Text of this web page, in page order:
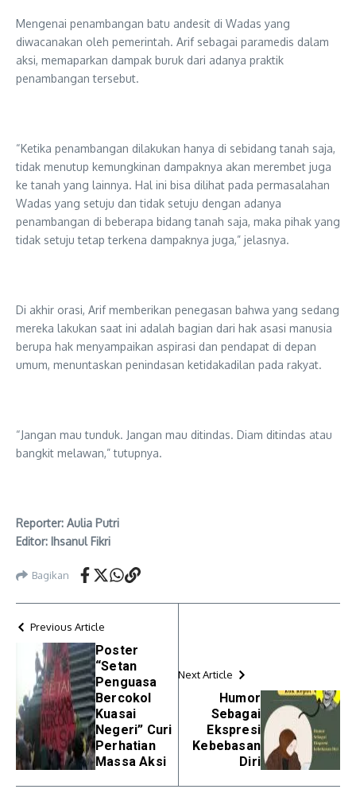
Mengenai penambangan batu andesit di Wadas yang
diwacanakan oleh pemerintah. Arif sebagai paramedis dalam
aksi, memaparkan dampak buruk dari adanya praktik
penambangan tersebut.
“Ketika penambangan dilakukan hanya di sebidang tanah saja,
tidak menutup kemungkinan dampaknya akan merembet juga
ke tanah yang lainnya. Hal ini bisa dilihat pada permasalahan
Wadas yang setuju dan tidak setuju dengan adanya
penambangan di beberapa bidang tanah saja, maka pihak yang
tidak setuju tetap terkena dampaknya juga,” jelasnya.
Di akhir orasi, Arif memberikan penegasan bahwa yang sedang
mereka lakukan saat ini adalah bagian dari hak asasi manusia
berupa hak menyampaikan aspirasi dan pendapat di depan
umum, menuntaskan penindasan ketidakadilan pada rakyat.
“Jangan mau tunduk. Jangan mau ditindas. Diam ditindas atau
bangkit melawan,” tutupnya.
Reporter: Aulia Putri
Editor: Ihsanul Fikri
Bagikan
Previous Article
Poster
“Setan
Penguasa
Bercokol
Kuasai
Negeri” Curi
Perhatian
Massa Aksi
Next Article
Humor
Sebagai
Ekspresi
Kebebasan
Diri